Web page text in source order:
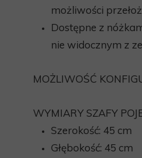
MEBLE
możliwości
Dostępne z
nie widocznym z
MOŻLIWOŚĆ
WYMIARY SZAFY
Szerokość: 45 cm
Głębokość: 45 cm